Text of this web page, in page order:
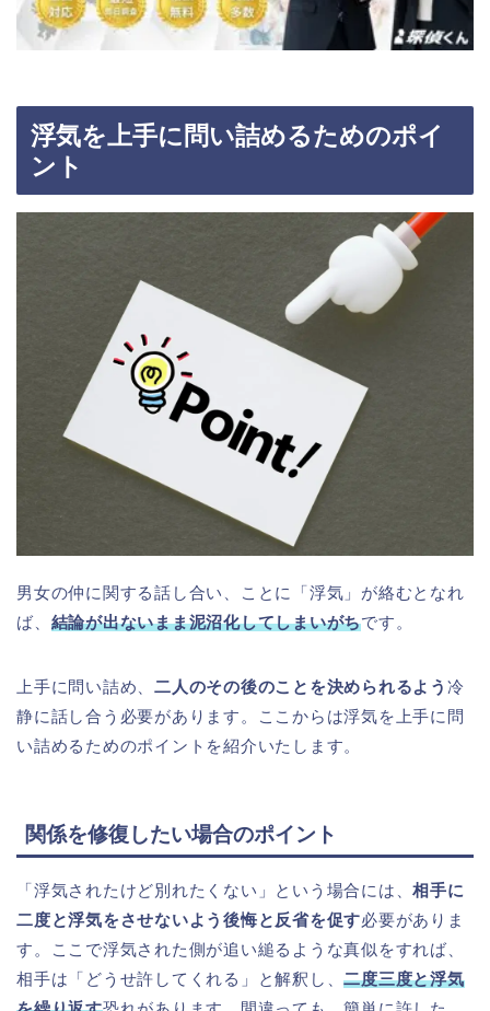
浮気を上手に問い詰めるためのポイ
ント
男女の仲に関する話し合い、ことに「浮気」が絡むとなれ
ば、 結論が出ないまま泥沼化してしまいがちです。
上手に問い詰め、 二人のその後のことを決められるよう 冷
静に話し合う必要があります。ここからは浮気を上手に問
い詰めるためのポイントを紹介いたします。
関係を修復したい場合のポイント
「浮気されたけど別れたくない」という場合には、相手に
二度と浮気をさせないよう後悔と反省を促す必要がありま
す。ここで浮気された側が追い縋るような真似をすれば、
相手は「どうせ許してくれる」と解釈し、二度三度と浮気